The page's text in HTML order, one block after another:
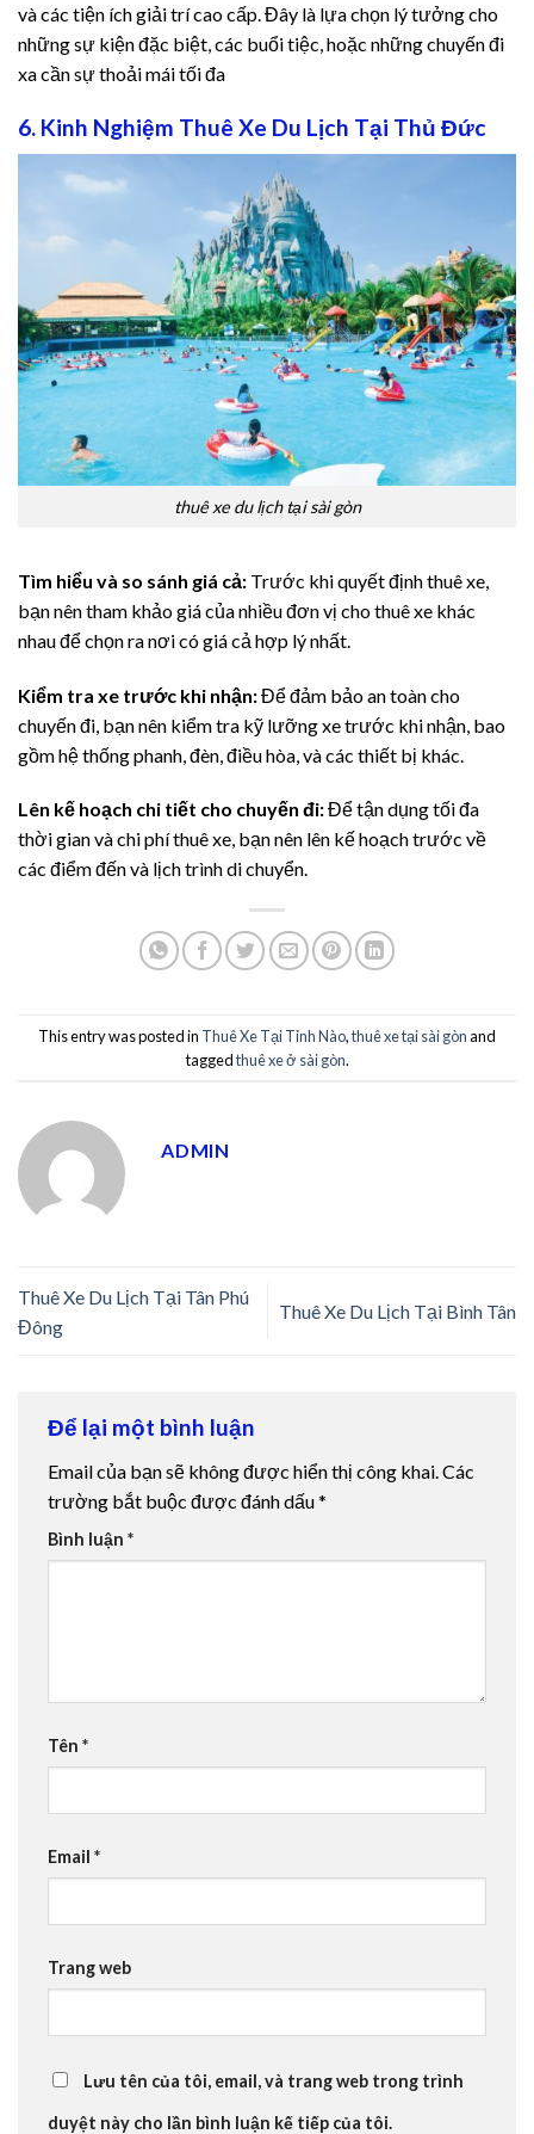
và các tiện ích giải trí cao cấp. Đây là lựa chọn lý tưởng cho
những sự kiện đặc biệt, các buổi tiệc, hoặc những chuyến đi
xa cần sự thoải mái tối đa
6. Kinh Nghiệm Thuê Xe Du Lịch Tại Thủ Đức
thuê xe du lịch tại sài gòn
Tìm hiểu và so sánh giá cả: Trước khi quyết định thuê xe,
bạn nên tham khảo giá của nhiều đơn vị cho thuê xe khác
nhau để chọn ra nơi có giá cả hợp lý nhất.
Kiểm tra xe trước khi nhận:Để đảm bảo an toàn cho
chuyến đi, bạn nên kiểm tra kỹ lưỡng xe trước khi nhận, bao
gồm hệ thống phanh, đèn, điều hòa, và các thiết bị khác.
Lên kế hoạch chi tiết cho chuyến đi:Để tận dụng tối đa
thời gian và chi phí thuê xe, bạn nên lên kế hoạch trước về
các điểm đến và lịch trình di chuyển.
This entry was posted in Thuê Xe Tại Tỉnh Nào,thuê xe tại sài gònand
taggedthuê xe ở sài gòn.
ADMIN
Thuê Xe Du Lịch Tại Tân Phú
Đông
Thuê Xe Du Lịch Tại Bình Tân
Để lại một bình luận
Email của bạn sẽ không được hiển thị công khai.Các
trường bắt buộc được đánh dấu*
Bình luận *
Tên *
Email *
Trang web
Lưu tên của tôi, email, và trang web trong trình
duyệt này cho lần bình luận kế tiếp của tôi.